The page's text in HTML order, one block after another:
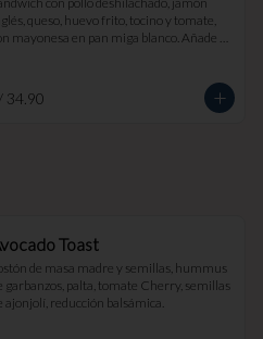
queso, huevo frito, tocino y tomate,
mayonesa en pan miga blanco. Añade
34.90
Toast
de masa madre y semillas, hummus
garbanzos, palta, tomate Cherry, semillas
ajonjolí, reducción balsámica.